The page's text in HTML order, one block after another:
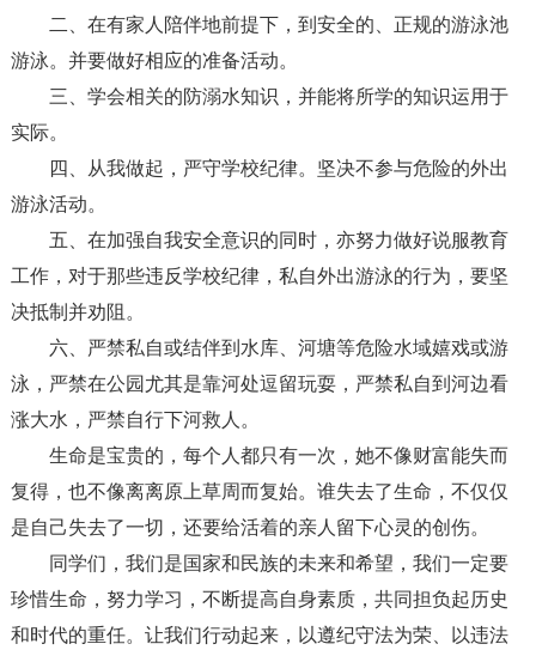
二、在有家人陪伴地前提下，到安全的、正规的游泳池
游泳。并要做好相应的准备活动。
三、学会相关的防溺水知识，并能将所学的知识运用于
实际。
四、从我做起，严守学校纪律。坚决不参与危险的外出
游泳活动。
五、在加强自我安全意识的同时，亦努力做好说服教育
工作，对于那些违反学校纪律，私自外出游泳的行为，要坚
决抵制并劝阻。
六、严禁私自或结伴到水库、河塘等危险水域嬉戏或游
泳，严禁在公园尤其是靠河处逗留玩耍，严禁私自到河边看
涨大水，严禁自行下河救人。
生命是宝贵的，每个人都只有一次，她不像财富能失而
复得，也不像离离原上草周而复始。谁失去了生命，不仅仅
是自己失去了一切，还要给活着的亲人留下心灵的创伤。
同学们，我们是国家和民族的未来和希望，我们一定要
珍惜生命，努力学习，不断提高自身素质，共同担负起历史
和时代的重任。让我们行动起来，以遵纪守法为荣、以违法